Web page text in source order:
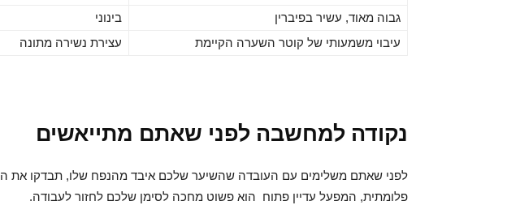
גבוה מאוד, עשיר בפיברין
בינוני
עיבוי משמעותי של קוטר השערה הקיימת
עצירת נשירה מתונה
נקודה למחשבה לפני שאתם מתייאשים
לפני שאתם משלימים עם העובדה שהשיער שלכם איבד מהנפח שלו, תבדקו את
פלומתית, המפעל עדיין פתוח הוא פשוט מחכה לסימן שלכם לחזור לעבודה.